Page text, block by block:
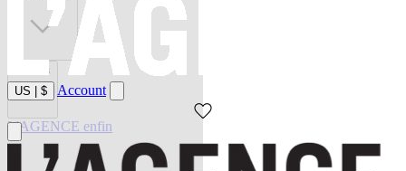
US $ Account
Soldes
L'AGENCE enfin